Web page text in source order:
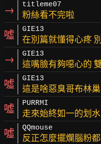
→ titleme07
粉絲看不完啦
噓 GIE13
在別篇就懂得心疼
→ GIE13
這嘴臉有夠噁心的
噓 GIE13
這是啥惡臭哥布林
噓 PURRMI
走來始終如一的划水
噓 QQmouse
反正怎麼擺爛腦粉